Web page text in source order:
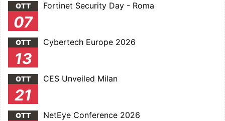
OTT
07
Fortinet Security Day - Roma
OTT
13
Cybertech Europe 2026
OTT
21
CES Unveiled Milan
OTT NetEye Conference 2026